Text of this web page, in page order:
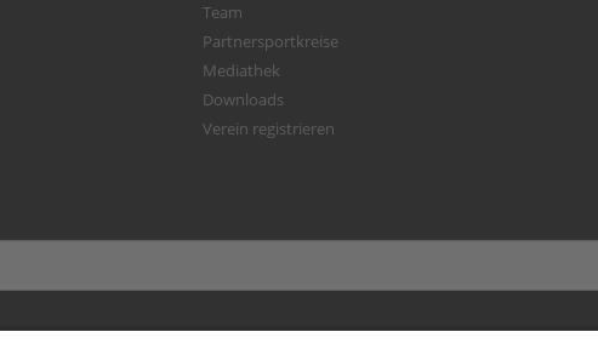
Team
Partnersportkreise
Mediathek
Downloads
Verein registrieren